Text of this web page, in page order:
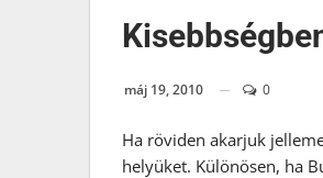
máj 19, 2010 0
Ha röviden akarjuk
helyüket. Különösen, ha